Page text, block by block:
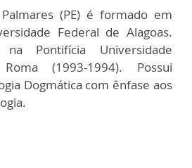
(PE) é formado em
Federal de Alagoas.
na Pontifícia Universidade
(1993-1994). Possui
Dogmática com ênfase aos